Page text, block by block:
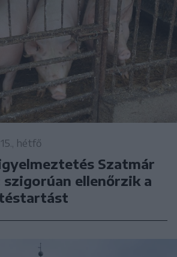
hétfő
Szatmár
szigorúan ellenőrzik a